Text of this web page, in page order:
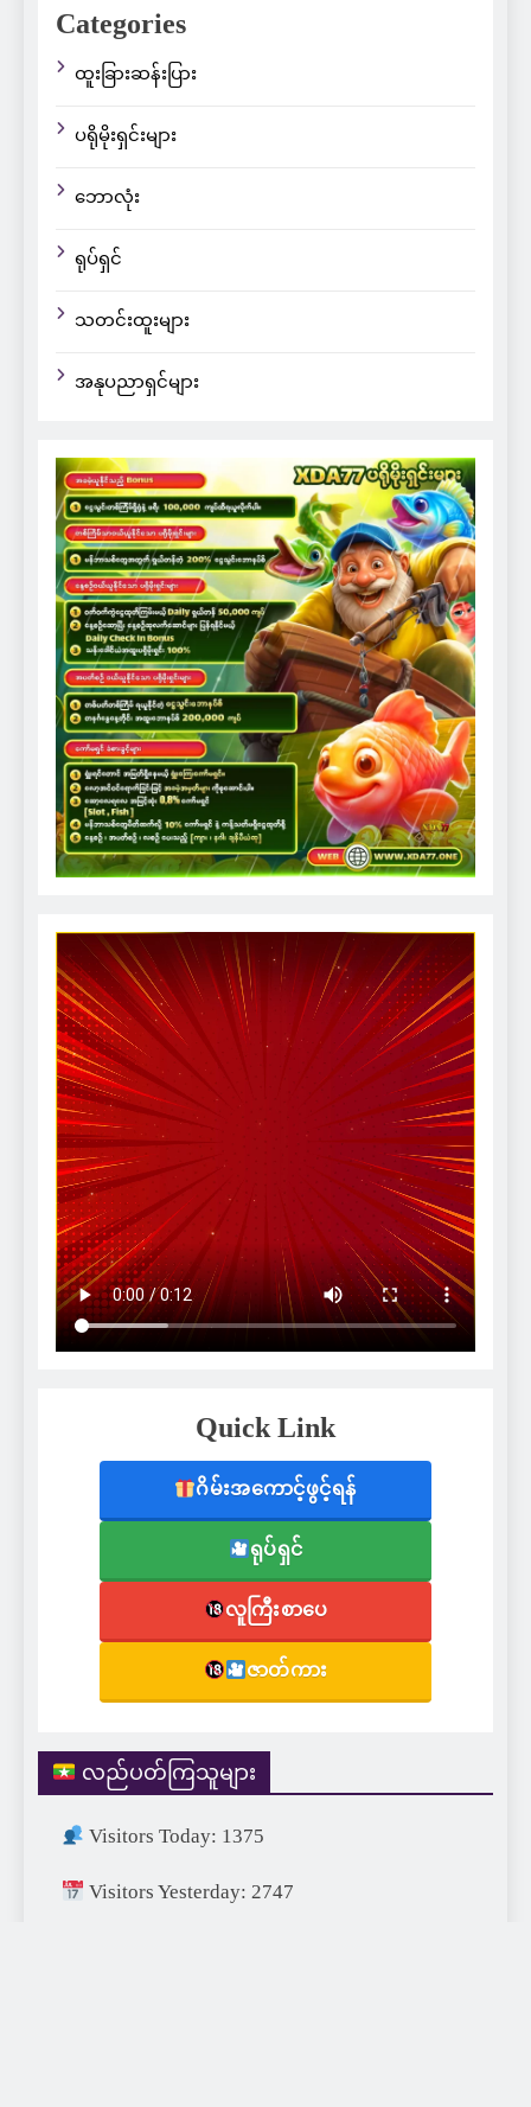
Categories
ထူးခြားဆန်းပြား
ပရိုမိုးရှင်းများ
ဘောလုံး
ရုပ်ရှင်
သတင်းထူးများ
အနုပညာရှင်များ
Quick Link
ဂိမ်းအကောင့်ဖွင့်ရန်
ရုပ်ရှင်
လူကြီးစာပေ
ဇာတ်ကား
လည်ပတ်ကြသူများ
Visitors Today: 1375
Visitors Yesterday: 2747